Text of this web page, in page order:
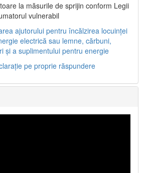
la măsurile de sprijin conform Legii
vulnerabil
ajutorului pentru încălzirea locuinței
electrică sau lemne, cărbuni,
și a suplimentului pentru energie
pe proprie răspundere